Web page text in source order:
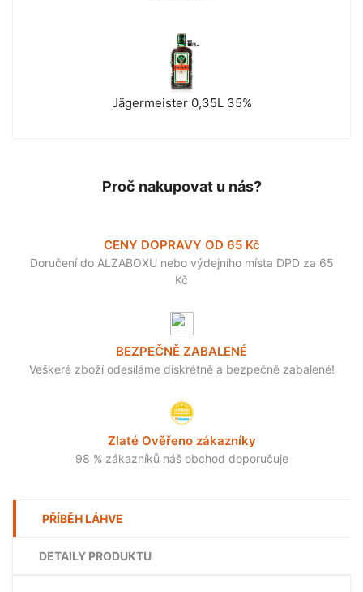
Jägermeister 0,35L 35%
Proč nakupovat u nás?
CENY DOPRAVY OD 65 Kč
Doručení do ALZABOXU nebo výdejního místa DPD za 65
Kč
BEZPEČNĚ ZABALENÉ
Veškeré zboží odesíláme diskrétně a bezpečně zabalené!
Zlaté Ověřeno zákazníky
98 % zákazníků náš obchod doporučuje
PŘÍBĚH LÁHVE
DETAILY PRODUKTU